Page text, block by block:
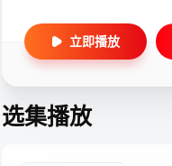
立即播放
选集播放